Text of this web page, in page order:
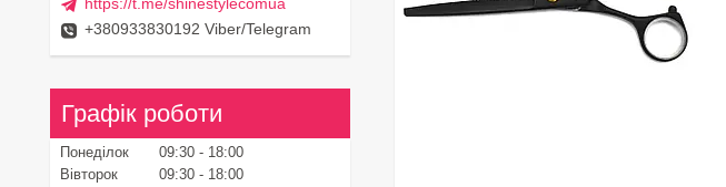
https://t.me/shinestylecomua
+380933830192 Viber/Telegram
Графік роботи
Понеділок 09:30
18:00
Вівторок
09:30
18:00